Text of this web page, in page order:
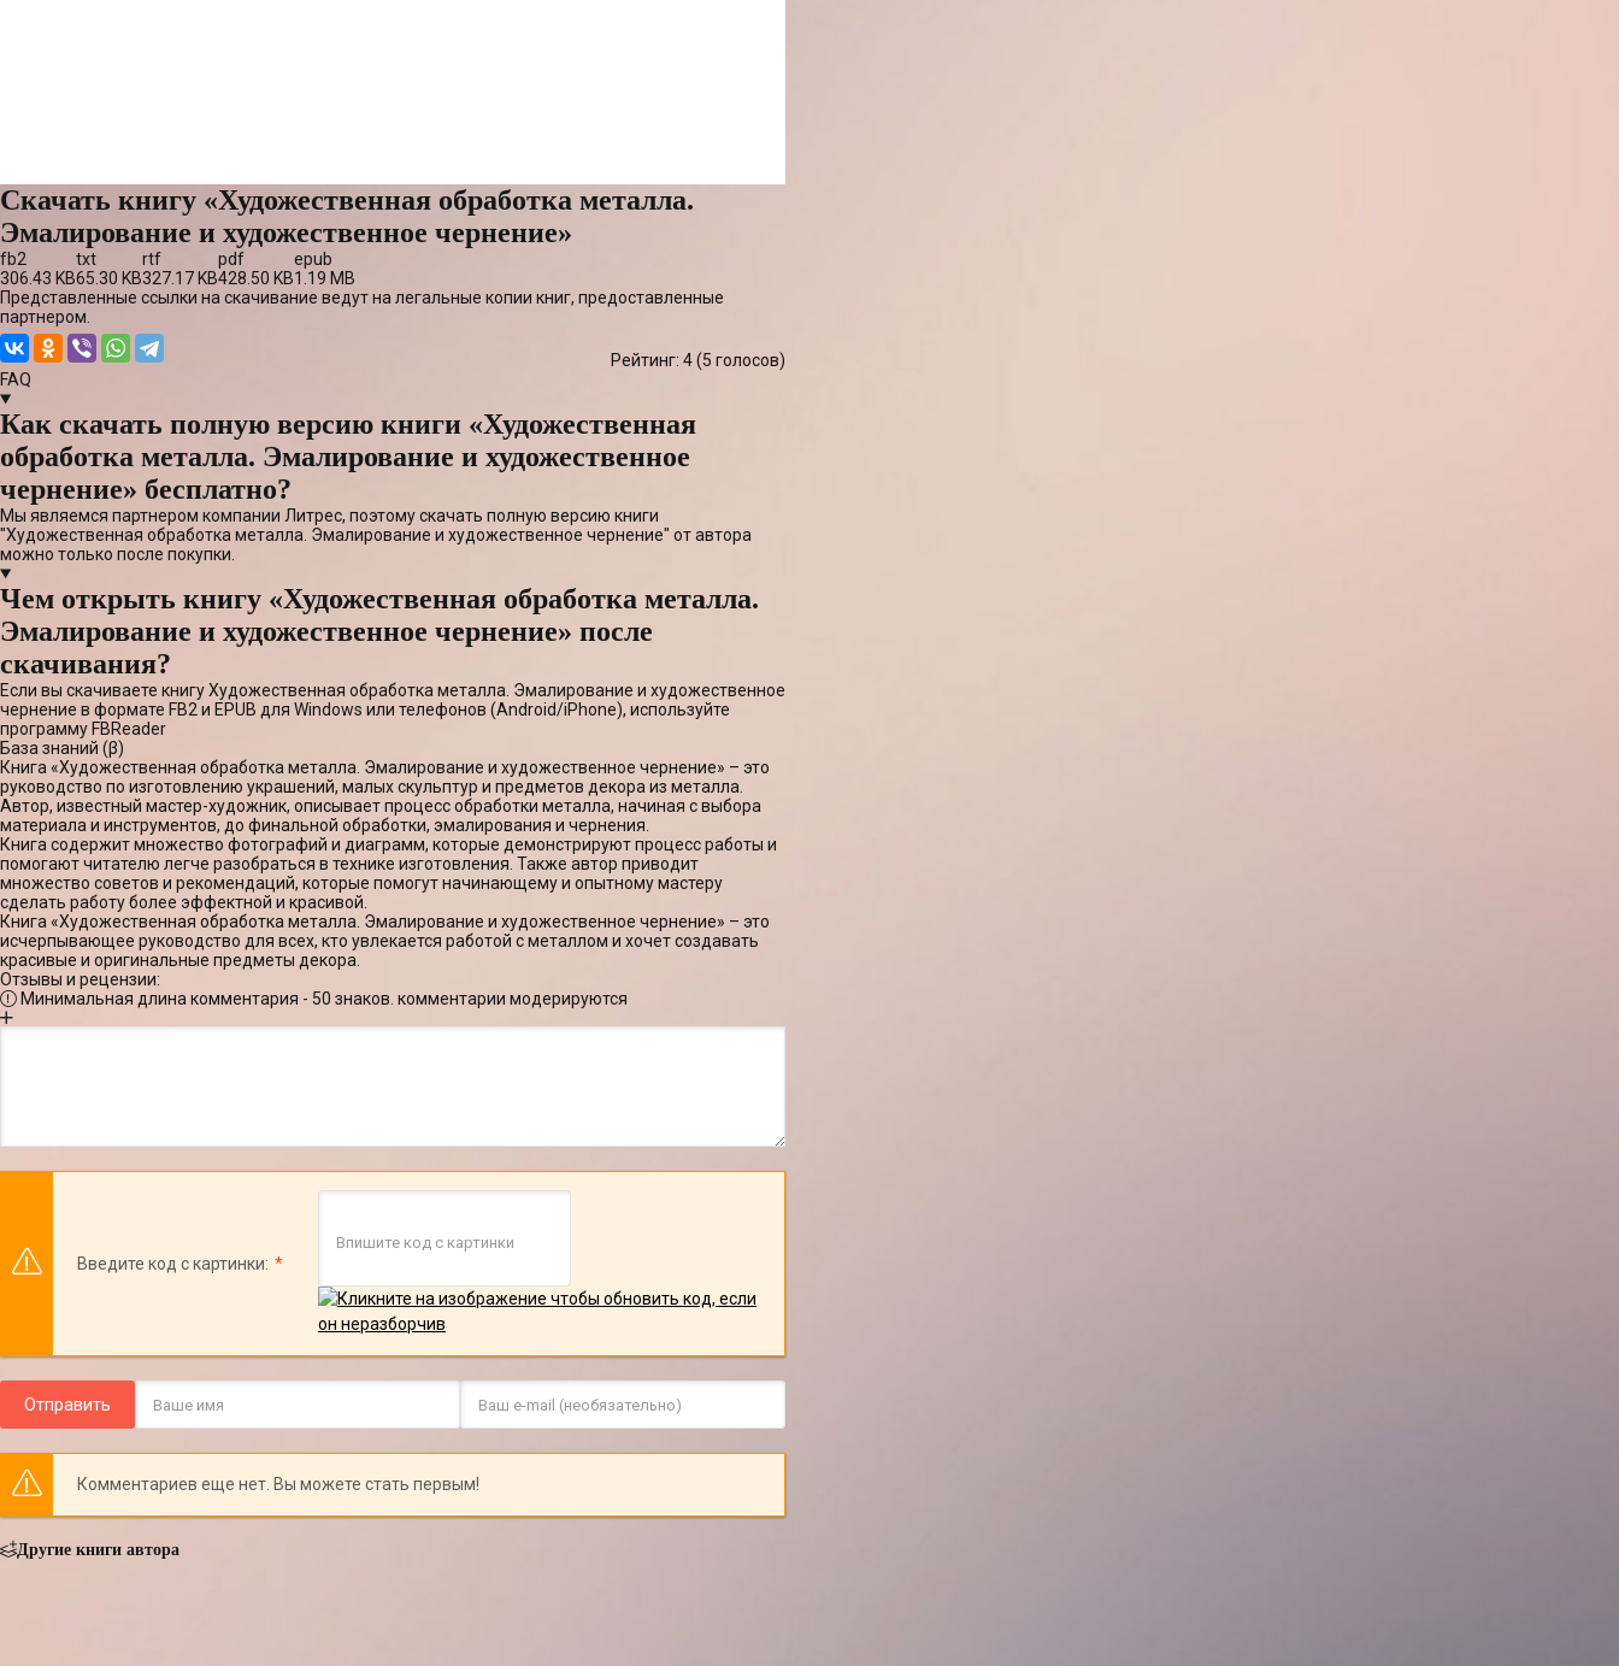
Скачать книгу «Художественная обработка металла.
Эмалирование и художественное чернение»
fb2
306.43 KB
txt
65.30 KB
rtf
327.17 KB
pdf
428.50 KB
epub
1.19 MB
Представленные ссылки на скачивание ведут на легальные копии книг, предоставленные
партнером.
Рейтинг: 4 (5 голосов)
FAQ
Как скачать полную версию книги «Художественная
обработка металла. Эмалирование и художественное
чернение» бесплатно?
Мы являемся партнером компании Литрес, поэтому скачать полную версию книги
"Художественная обработка металла. Эмалирование и художественное чернение" от автора
можно только после покупки.
Чем открыть книгу «Художественная обработка металла.
Эмалирование и художественное чернение» после
скачивания?
Если вы скачиваете книгу Художественная обработка металла. Эмалирование и художественное
чернение в формате FB2 и EPUB для Windows или телефонов (Android/iPhone), используйте
программу FBReader
База знаний (β)
Книга «Художественная обработка металла. Эмалирование и художественное чернение» – это
руководство по изготовлению украшений, малых скульптур и предметов декора из металла.
Автор, известный мастер-художник, описывает процесс обработки металла, начиная с выбора
материала и инструментов, до финальной обработки, эмалирования и чернения.
Книга содержит множество фотографий и диаграмм, которые демонстрируют процесс работы и
помогают читателю легче разобраться в технике изготовления. Также автор приводит
множество советов и рекомендаций, которые помогут начинающему и опытному мастеру
сделать работу более эффектной и красивой.
Книга «Художественная обработка металла. Эмалирование и художественное чернение» – это
исчерпывающее руководство для всех, кто увлекается работой с металлом и хочет создавать
красивые и оригинальные предметы декора.
Отзывы и рецензии:
Минимальная длина комментария - 50 знаков. комментарии модерируются
Введите код с картинки:
Отправить
Комментариев еще нет. Вы можете стать первым!
Другие книги автора